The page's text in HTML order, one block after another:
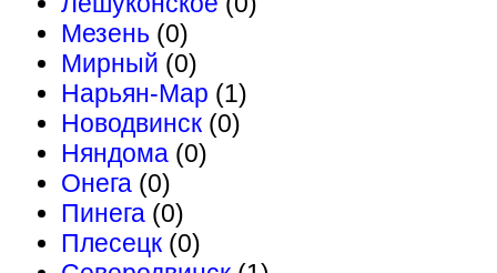
Мезень (0)
Мирный (0)
Нарьян-Мар (1)
Новодвинск (0)
Няндома (0)
Онега (0)
Пинега (0)
Плесецк (0)